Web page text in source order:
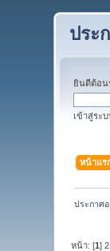
ประ
ยินดีต้อ
เข้าสู่ระ
หน้าแร
ประกาศ
หน้า: [1]2